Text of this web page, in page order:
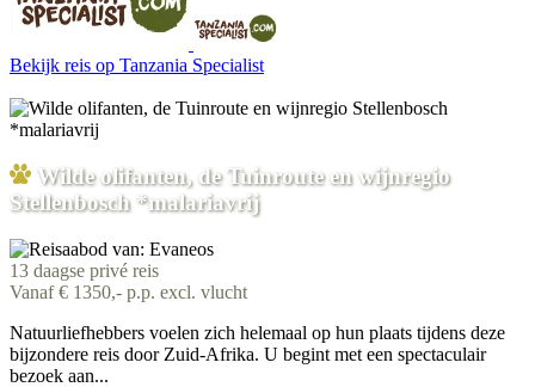
Bekijk reis op Tanzania Specialist
Wilde olifanten, de Tuinroute en wijnregio
Stellenbosch *malariavrij
13 daagse privé reis
Vanaf € 1350,- p.p. excl. vlucht
Natuurliefhebbers voelen zich helemaal op hun plaats tijdens deze
bijzondere reis door Zuid-Afrika. U begint met een spectaculair
bezoek aan...